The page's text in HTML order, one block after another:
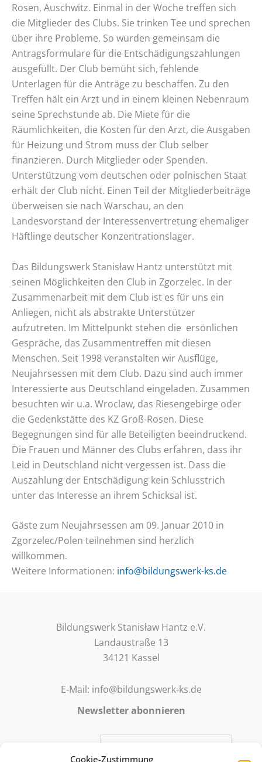
Cookie-Zustimmung
Rosen, Auschwitz. Einmal in der Woche treffen sich
die Mitglieder des Clubs. Sie trinken Tee und sprechen
über ihre Probleme. So wurden gemeinsam die
Antragsformulare für die Entschädigungszahlungen
ausgefüllt. Der Club bemüht sich, fehlende
Unterlagen für die Anträge zu beschaffen. Zu den
Treffen hält ein Arzt und in einem kleinen Nebenraum
seine Sprechstunde ab. Die Miete für die
Räumlichkeiten, die Kosten für den Arzt, die Ausgaben
für Heizung und Strom muss der Club selber
finanzieren. Durch Mitglieder oder Spenden.
Unterstützung vom deutschen oder polnischen Staat
erhält der Club nicht. Einen Teil der Mitgliederbeiträge
überweisen sie nach Warschau, an den
Landesvorstand der Interessenvertretung ehemaliger
Häftlinge deutscher Konzentrationslager.
Das Bildungswerk Stanisław Hantz unterstützt mit
seinen Möglichkeiten den Club in Zgorzelec. In der
Zusammenarbeit mit dem Club ist es für uns ein
Anliegen, nicht als abstrakte Unterstützer
aufzutreten. Im Mittelpunkt stehen die ersönlichen
Gespräche, das Zusammentreffen mit diesen
Menschen. Seit 1998 veranstalten wir Ausflüge,
Neujahrsessen mit dem Club. Dazu sind auch immer
Interessierte aus Deutschland eingeladen. Zusammen
besuchten wir u.a. Wroclaw, das Riesengebirge oder
die Gedenkstätte des KZ Groß-Rosen. Diese
Begegnungen sind für alle Beteiligten beeindruckend.
Die Frauen und Männer des Clubs erfahren, dass ihr
Leid in Deutschland nicht vergessen ist. Dass die
Auszahlung der Entschädigung kein Schlusstrich
unter das Interesse an ihrem Schicksal ist.
Gäste zum Neujahrsessen am 09. Januar 2010 in
Zgorzelec/Polen teilnehmen sind herzlich
willkommen.
Weitere Informationen: info@bildungswerk-ks.de
Bildungswerk Stanisław Hantz e.V.
Landaustraße 13
34121 Kassel
E-Mail: info@bildungswerk-ks.de
Newsletter abonnieren